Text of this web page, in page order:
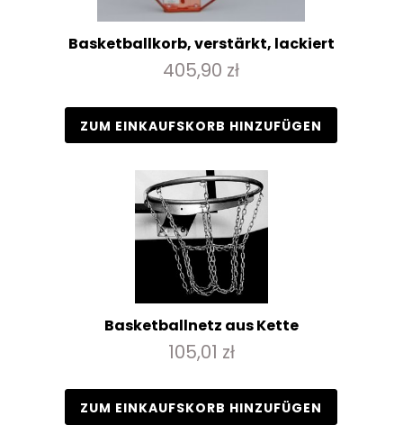
Basketballkorb, verstärkt, lackiert
405,90 zł
ZUM EINKAUFSKORB HINZUFÜGEN
Basketballnetz aus Kette
105,01 zł
ZUM EINKAUFSKORB HINZUFÜGEN